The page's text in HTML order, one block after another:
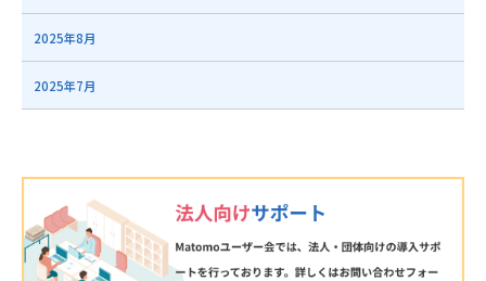
2025年8月
2025年7月